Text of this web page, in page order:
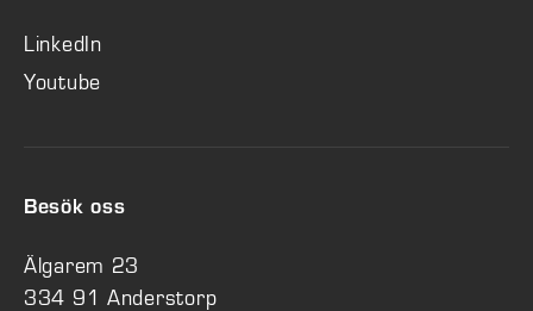
LinkedIn
Youtube
Besök oss
Älgarem 23
334 91 Anderstorp